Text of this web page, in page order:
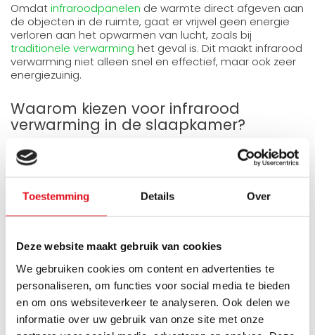
Toestemming Details Over
Deze website maakt gebruik van cookies
We gebruiken cookies om content en advertenties te
personaliseren, om functies voor social media te bieden
en om ons websiteverkeer te analyseren. Ook delen we
informatie over uw gebruik van onze site met onze
Omdatinfraroodpanelen de warmte direct afgeven aan
de objecten in de ruimte, gaat er vrijwel geen energie
verloren aan het opwarmen van lucht, zoals bij
traditionele verwarming het geval is. Dit maakt infrarood
verwarming niet alleen snel en effectief, maar ook zeer
energiezuinig.
Waarom kiezen voor infrarood
verwarming in de slaapkamer?
verwarming een uitstekende keuze is voor de
slaapkamer:
Energiezuinig en kostenbesparend:
Infrarood
panelen zijn zeer efficiënt omdat ze directe
betekent dat je slaapkamer snel op de gewenste
temperatuur is, wat leidt tot lagere energiekosten.
Comfortabele warmte:De stralingswarmte van
infrarood panelen voelt aangenaam en natuurlijk
aan, zonder de lucht uit te drogen of stof te laten
circuleren. Dit creëert een gezond en comfortabel